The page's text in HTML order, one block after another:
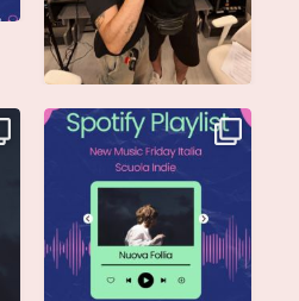
Nuova Follia è finalmente
vostra e sta già